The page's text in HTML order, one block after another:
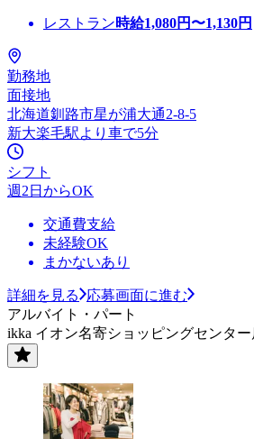
レストラン時給1,080円〜1,130円
勤務地
面接地
北海道釧路市星が浦大通2-8-5
新大楽毛駅より車で5分
シフト
週2日からOK
交通費支給
未経験OK
まかないあり
詳細を見る
応募画面に進む
アルバイト・パート
ikka イオン名寄ショッピングセンター